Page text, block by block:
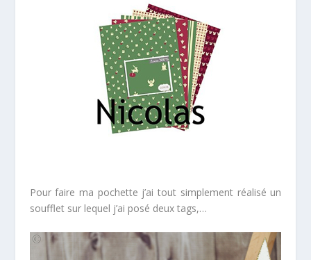
Pour faire ma pochette j’ai tout simplement réalisé un
soufflet sur lequel j’ai posé deux tags,…